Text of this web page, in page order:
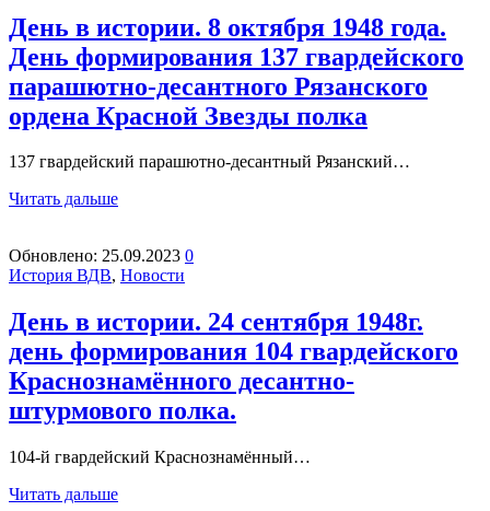
День в истории. 8 октября 1948 года.
День формирования 137 гвардейского
парашютно-десантного Рязанского
ордена Красной Звезды полка
137 гвардейский парашютно-десантный Рязанский…
Читать дальше
Обновлено: 25.09.2023 0
История ВДВ, Новости
День в истории. 24 сентября 1948г.
день формирования 104 гвардейского
Краснознамённого десантно-
штурмового полка.
104-й гвардейский Краснознамённый…
Читать дальше